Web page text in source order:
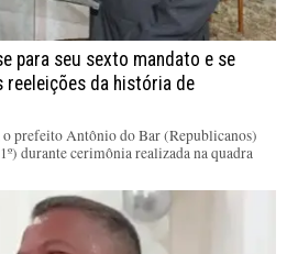
para seu sexto mandato e se
da história de
prefeito Antônio do Bar (Republicanos)
durante cerimônia realizada na quadra